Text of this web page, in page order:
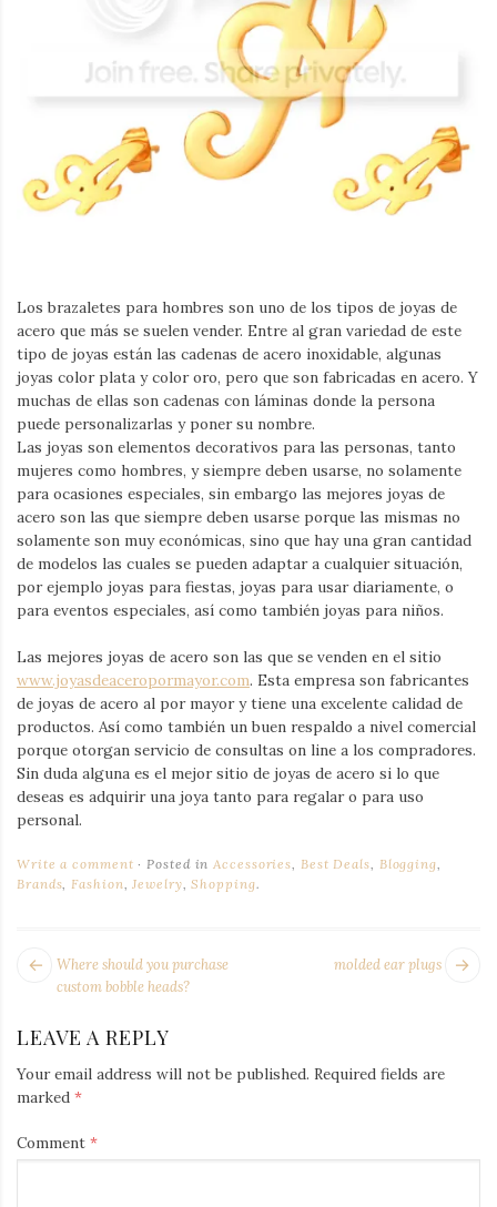
Los brazaletes para hombres son uno de los tipos de joyas de
acero que más se suelen vender. Entre al gran variedad de este
tipo de joyas están las cadenas de acero inoxidable, algunas
joyas color plata y color oro, pero que son fabricadas en acero. Y
muchas de ellas son cadenas con láminas donde la persona
puede personalizarlas y poner su nombre.
Las joyas son elementos decorativos para las personas, tanto
mujeres como hombres, y siempre deben usarse, no solamente
para ocasiones especiales, sin embargo las mejores joyas de
acero son las que siempre deben usarse porque las mismas no
solamente son muy económicas, sino que hay una gran cantidad
de modelos las cuales se pueden adaptar a cualquier situación,
por ejemplo joyas para fiestas, joyas para usar diariamente, o
para eventos especiales, así como también joyas para niños.
Las mejores joyas de acero son las que se venden en el sitio
www.joyasdeaceropormayor.com. Esta empresa son fabricantes
de joyas de acero al por mayor y tiene una excelente calidad de
productos. Así como también un buen respaldo a nivel comercial
porque otorgan servicio de consultas on line a los compradores.
Sin duda alguna es el mejor sitio de joyas de acero si lo que
deseas es adquirir una joya tanto para regalar o para uso
personal.
Write a comment Posted in Accessories Best Deals Blogging
Brands Fashion ,Jewelry ,Shopping.
POST
NAVIGATION
molded ear plugs
Next
Where should you purchase
custom bobble heads?
LEAVE A REPLY
Your email address will not be published. Required fields are
marked *
Comment *